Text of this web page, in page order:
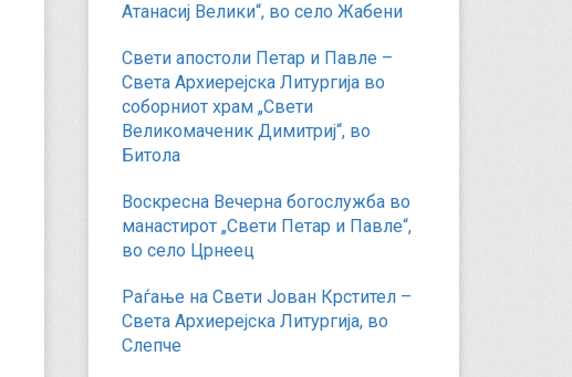
Атанасиј Велики“, во село Жабени
Свети апостоли Петар и Павле –
Света Архиерејска Литургија во
соборниот храм „Свети
Великомаченик Димитриј“, во
Битола
Воскресна Вечерна богослужба во
манастирот „Свети Петар и Павле“,
во село Црнеец
Раѓање на Свети Јован Крстител –
Света Архиерејска Литургија, во
Слепче